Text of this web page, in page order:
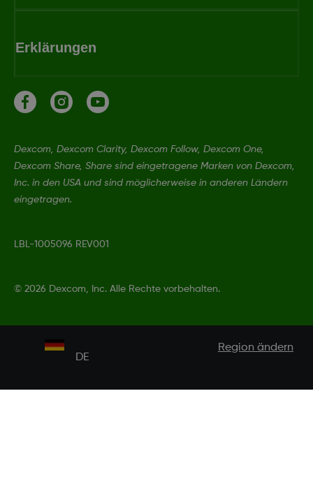
Erklärungen
Dexcom, Dexcom Clarity, Dexcom Follow, Dexcom One,
Dexcom Share, Share sind eingetragene Marken von Dexcom,
Inc. in den USA und sind möglicherweise in anderen Ländern
eingetragen.
LBL-1005096 REV001
© 2026 Dexcom, Inc. Alle Rechte vorbehalten.
DE
Region ändern